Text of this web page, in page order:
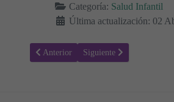
Categoría: Salud Infantil
Última actualización: 02
Artículo anterior: ¿Mi bebé oye bien?
Anterior Artículo siguiente:
Siguiente